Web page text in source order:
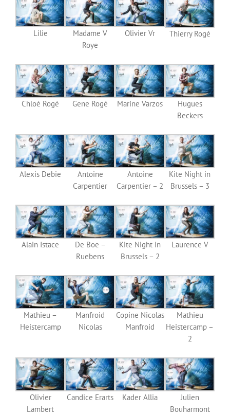
Lilie
Madame V
Roye
Olivier Vr Thierry Rogé
Chloé Rogé Gene Rogé Marine Varzos
Hugues
Beckers
Alexis Debie
Antoine
Carpentier
Antoine
Carpentier – 2
Kite Night in
Brussels – 3
Alain Istace
De Boe –
Ruebens
Kite Night in
Brussels – 2
Laurence V
Mathieu –
Heistercamp
Manfroid
Nicolas
Copine Nicolas
Manfroid
Mathieu
Heistercamp –
2
Olivier
Lambert
Candice Erarts Kader Allia
Julien
Bouharmont